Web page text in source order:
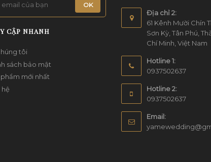
OK
CẬP NHANH
tôi
sách bảo mật
mới nhất
hệ
Địa chỉ 2:
61 Kênh Mười Chín
Sơn Kỳ, Tân Phú,
Chí Minh, Việt Nam
Hotline 1:
0937502637
Hotline 2:
0937502637
Email: